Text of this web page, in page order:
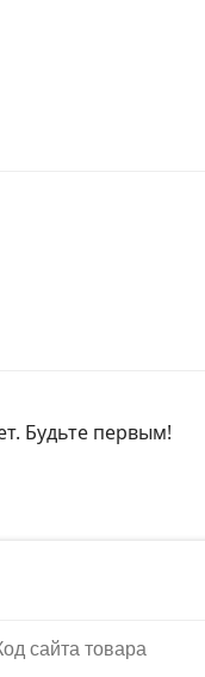
Будьте первым!